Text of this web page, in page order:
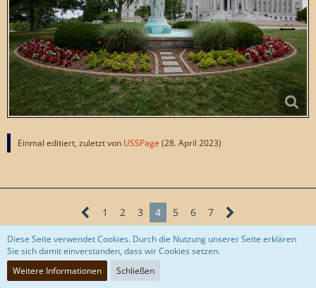
Einmal editiert, zuletzt von USSPage (28. April 2023)
1 2 3 4 5 6 7
Jetzt mitmachen!
Diese Seite verwendet Cookies. Durch die Nutzung unserer Seite erklären
Sie sich damit einverstanden, dass wir Cookies setzen.
Weitere Informationen
Schließen